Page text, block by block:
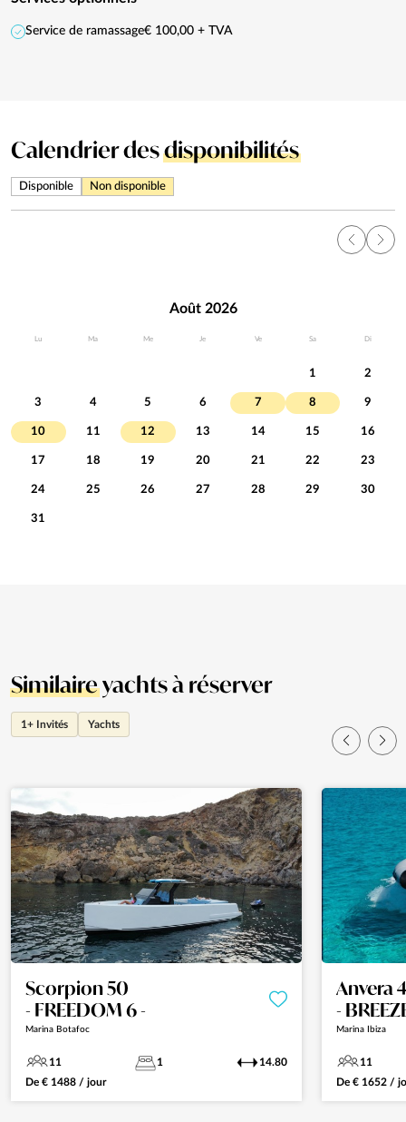
Service de ramassage€ 100,00 + TVA
Calendrier desdisponibilités
Disponible Non disponible
Août 2026
Lu Ma Me Je Ve Sa Di
1 2
3 4 5 6 7 8 9
10 11 12 13 14 15 16
17 18 19 20 21 22 23
24 25 26 27 28 29 30
31
Similaireyachts à réserver
1+ Invités Yachts
Scorpion 50
- FREEDOM 6 -
Marina Botafoc
11 1
14.80
De € 1488 / jour
Anvera
-
Marina Ibiza
11
De€ 1652 /